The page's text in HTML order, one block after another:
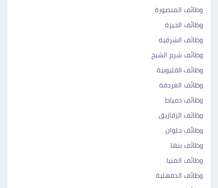
وظائف المنصورة
وظائف الجيزة
وظائف الشرقية
وظائف شرم الشيخ
وظائف القليوبية
وظائف الغردقة
وظائف دمياط
وظائف الزقازيق
وظائف حلوان
وظائف بنها
وظائف المنيا
وظائف الدقهلية